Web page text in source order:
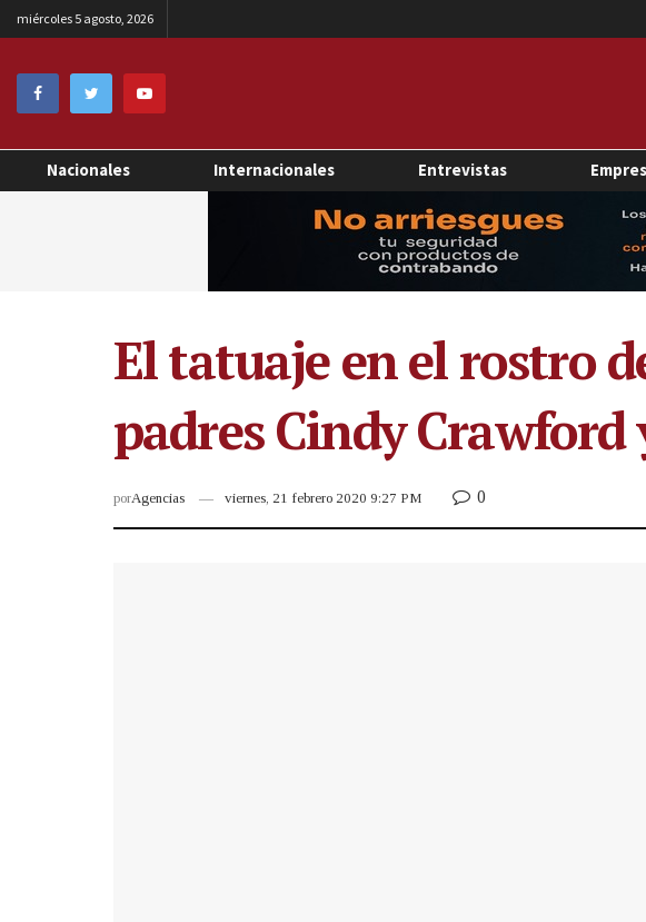
miércoles 5 agosto, 2026
Nacionales Internacionales Entrevistas
El tatuaje en el rostro
padres Cindy Crawford
porAgencias viernes, 21 febrero 2020 9:27 PM 0